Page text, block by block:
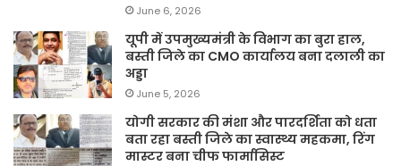
June 6, 2026
यूपी में उपमुख्यमंत्री के विभाग का बुरा हाल,
बस्ती जिले का CMO कार्यालय बना दलाली का
अड्डा
June 5, 2026
योगी सरकार की मंशा और पारदर्शिता को धता
बता रहा बस्ती जिले का स्वास्थ्य महकमा, रिंग
मास्टर बना चीफ फार्मासिस्ट